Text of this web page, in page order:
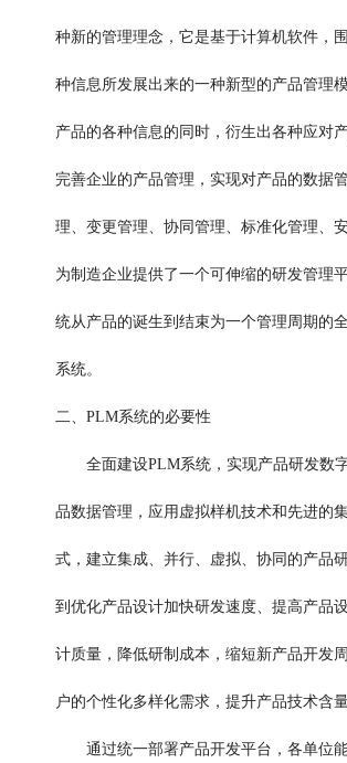
种新的管理理念，它是基于计算机软件，
种信息所发展出来的一种新型的产品管理
产品的各种信息的同时，衍生出各种应对
完善企业的产品管理，实现对产品的数据
理、变更管理、协同管理、标准化管理、
为制造企业提供了一个可伸缩的研发管理平
统从产品的诞生到结束为一个管理周期的
系统。
二、PLM系统的必要性
全面建设PLM系统，实现产品研发数
品数据管理，应用虚拟样机技术和先进的
式，建立集成、并行、虚拟、协同的产品
到优化产品设计加快研发速度、提高产品
计质量，降低研制成本，缩短新产品开发
户的个性化多样化需求，提升产品技术含
通过统一部署产品开发平台，各单位